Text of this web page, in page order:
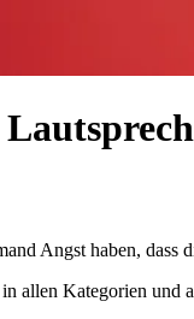
Angst haben,
allen Kategorien